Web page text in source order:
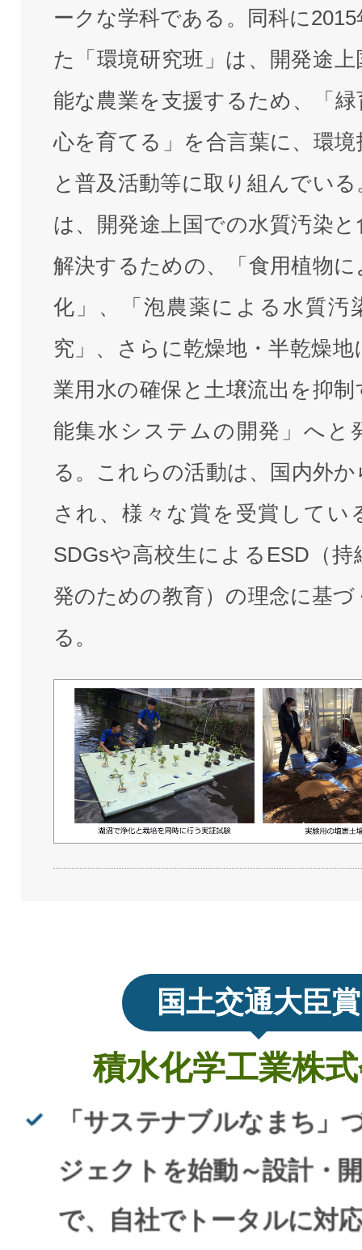
ークな学科である。同科に
た「環境研究班」は、開発途
能な農業を支援するため、「緑
心を育てる」を合言葉に、環境
と普及活動等に取り組んでい
は、開発途上国での水質汚染
解決するための、「食用植物に
化」、「泡農薬による水質汚
究」、さらに乾燥地・半乾燥
業用水の確保と土壌流出を抑制
能集水システムの開発」へと
る。これらの活動は、国内外
され、様々な賞を受賞してい
SDGsや高校生によるESD（持
発のための教育）の理念に基づ
る。
国土交通大臣賞
積水化学工業株
「サステナブルなまち」
ジェクトを始動～設計・
で、自社でトータルに対